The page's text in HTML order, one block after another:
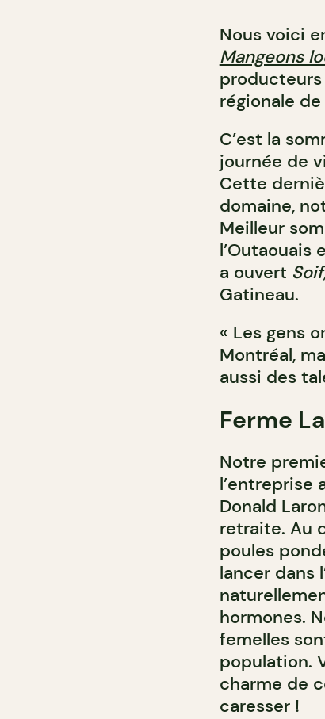
Nous voici
Mangeons
régionale de
C’est la
journée de
Cette
domaine,
Meilleur
l’Outaouais
a ouvert
Gatineau.
« Les gens
Montréal,
aussi des
Ferme
Notre
l’entreprise
Donald
retraite. Au
poules
lancer dans
hormones.
femelles
population.
charme de
caresser !